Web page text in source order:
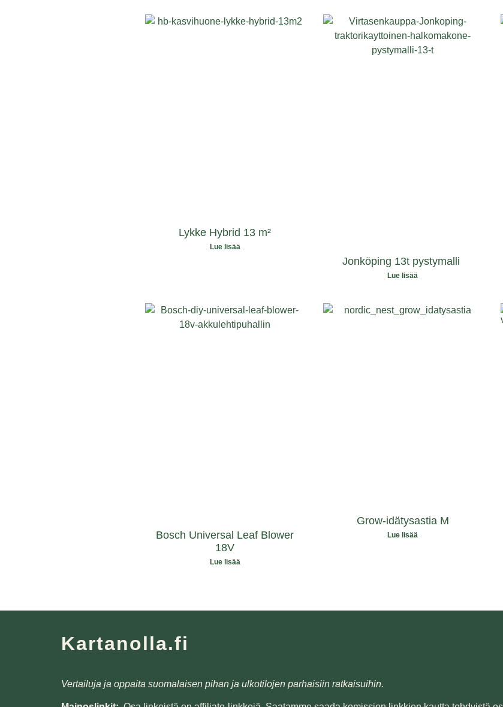
Lykke Hybrid 13 m²
Lue lisää
Jonköping 13t pystymalli
Lue lisää
Bosch Universal Leaf Blower
18V
Lue lisää
Grow-idätysastia M
Lue lisää
Kartanolla.fi
Vertailuja ja oppaita suomalaisen pihan ja ulkotilojen parhaisiin ratkaisuihin.